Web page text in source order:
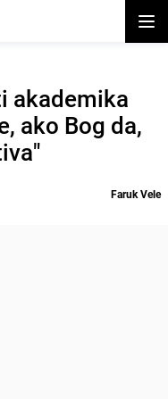
akademika
ako Bog da,
Faruk Vele